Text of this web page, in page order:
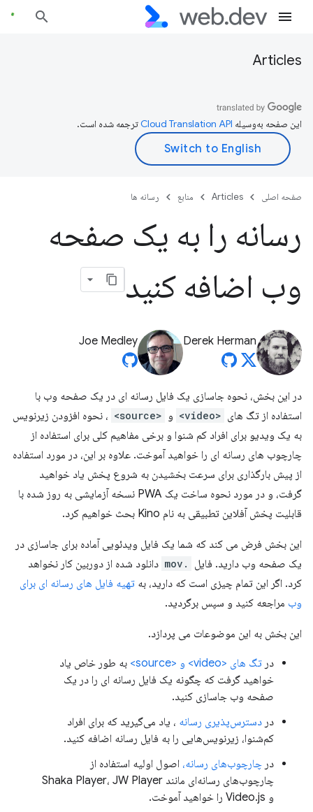
Articles
این صفحه به‌وسیله ترجمه شده است.
صفحه اصلی Articles منابع رسانه ها
رسانه را به یک صفحه
وب اضافه کنید
Derek Herman
Joe Medley
در این بخش، نحوه جاسازی یک فایل رسانه ای در یک صفحه وب با
استفاده از تگ های <video> و <source>
، نحوه افزودن زیرنویس
به یک ویدیو برای افراد کم شنوا و برخی مفاهیم کلی برای استفاده از
چارچوب های رسانه ای را خواهید آموخت. علاوه بر این، در مورد استفاده
از پیش بارگذاری برای سرعت بخشیدن به شروع پخش یاد خواهید
گرفت، و در مورد نحوه ساخت یک PWA نسخه آزمایشی به روز شده با
قابلیت پخش آفلاین تطبیقی ​​به نام Kino بحث خواهیم کرد.
این بخش فرض می کند که شما یک فایل ویدئویی آماده برای جاسازی در
یک صفحه وب دارید. فایل
.mov
دانلود شده از دوربین کار نخواهد
کرد. اگر این تمام چیزی است که دارید، به تهیه فایل های رسانه ای برای
وب مراجعه کنید و سپس برگردید.
این بخش به این موضوعات می پردازد.
در تگ های <video> و <source>
به طور خاص یاد
خواهید گرفت که چگونه یک فایل رسانه ای را در یک
صفحه وب جاسازی کنید.
در دسترس‌پذیری رسانه ، یاد می‌گیرید که برای افراد
کم‌شنوا، زیرنویس‌هایی را به فایل رسانه اضافه کنید.
در چارچوب‌های رسانه، اصول اولیه استفاده از
چارچوب‌های رسانه‌ای مانند Shaka Player، JW Player
و Video.js را خواهید آموخت.